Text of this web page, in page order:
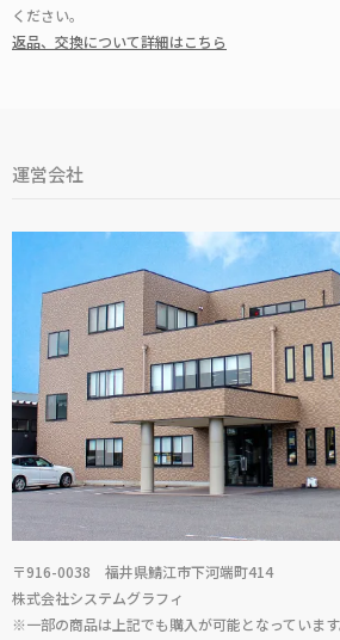
ください。
返品、交換について詳細はこちら
運営会社
〒916-0038 福井県鯖江市下河端町414
株式会社システムグラフィ
※一部の商品は上記でも購入が可能となっています